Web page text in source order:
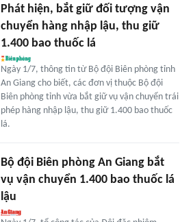
Phát hiện, bắt giữ đối tượng vận
chuyển hàng nhập lậu, thu giữ
1.400 bao thuốc lá
Ngày 1/7, thông tin từ Bộ đội Biên phòng tỉnh
An Giang cho biết, các đơn vị thuộc Bộ đội
Biên phòng tỉnh vừa bắt giữ vụ vận chuyển trái
phép hàng nhập lậu, thu giữ 1.400 bao thuốc
lá.
Bộ đội Biên phòng An Giang bắt
vụ vận chuyển 1.400 bao thuốc lá
lậu